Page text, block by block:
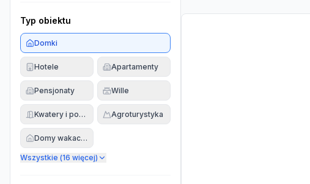
Typ obiektu
Domki
Hotele Apartamenty
Pensjonaty Wille
Kwatery i pokoje Agroturystyka
Domy wakacyjne
Wszystkie (16 więcej)